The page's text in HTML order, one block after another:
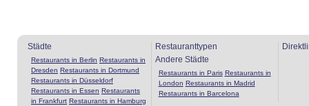
Städte
Restaurants in Berlin Restaurants in
Dresden Restaurants in Dortmund
Restaurants in Düsseldorf
Restaurants in Essen Restaurants
in Frankfurt Restaurants in Hamburg
Restauranttypen
Andere Städte
Restaurants in Paris Restaurants in
London Restaurants in Madrid
Restaurants in Barcelona